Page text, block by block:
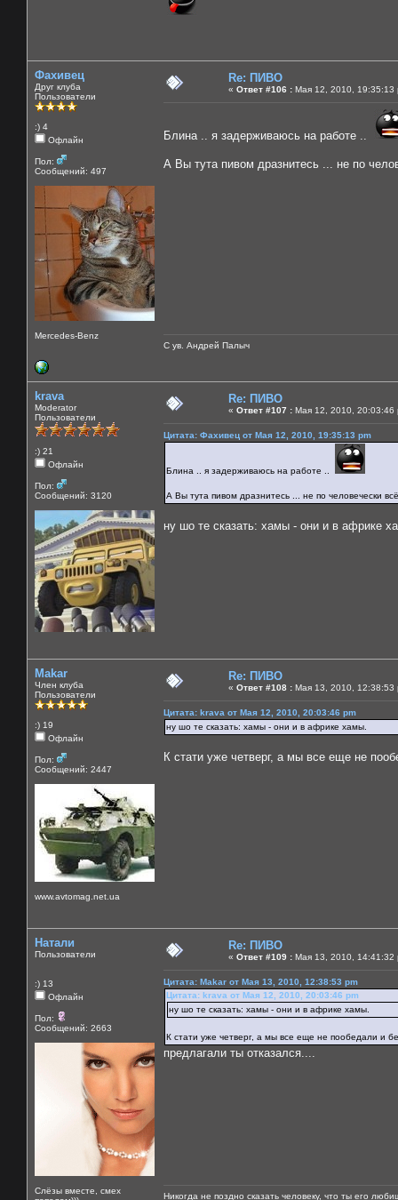
Фахивец
Друг клуба
Пользователи
:) 4
Офлайн
Пол:
Сообщений: 497
Mercedes-Benz
Re: ПИВО
« Ответ #106 : Мая 12, 2010, 19:35:13
Блина .. я задерживаюсь на работе ..
А Вы тута пивом дразнитесь ... не по
С ув. Андрей Палыч
krava
Moderator
Пользователи
:) 21
Офлайн
Пол:
Сообщений: 3120
Re: ПИВО
« Ответ #107 : Мая 12, 2010, 20:03:46
Цитата: Фахивец от Мая 12, 2010, 19:35:13 pm
Блина .. я задерживаюсь на работе ..
А Вы тута пивом дразнитесь ... не по человечески
ну шо те сказать: хамы - они и в африке
Makar
Член клуба
Пользователи
:) 19
Офлайн
Пол:
Сообщений: 2447
www.avtomag.net.ua
Re: ПИВО
« Ответ #108 : Мая 13, 2010, 12:38:53
Цитата: krava от Мая 12, 2010, 20:03:46 pm
ну шо те сказать: хамы - они и в африке хамы.
К стати уже четверг, а мы все еще не
Натали
Пользователи
:) 13
Офлайн
Пол:
Сообщений: 2663
Слёзы вместе, смех
Re: ПИВО
« Ответ #109 : Мая 13, 2010, 14:41:32
Цитата: Makar от Мая 13, 2010, 12:38:53 pm
Цитата: krava от Мая 12, 2010, 20:03:46 pm
ну шо те сказать: хамы - они и в африке хамы.
К стати уже четверг, а мы все еще не пообедали и
предлагали ты отказался....
Никогда не поздно сказать человеку, что ты его